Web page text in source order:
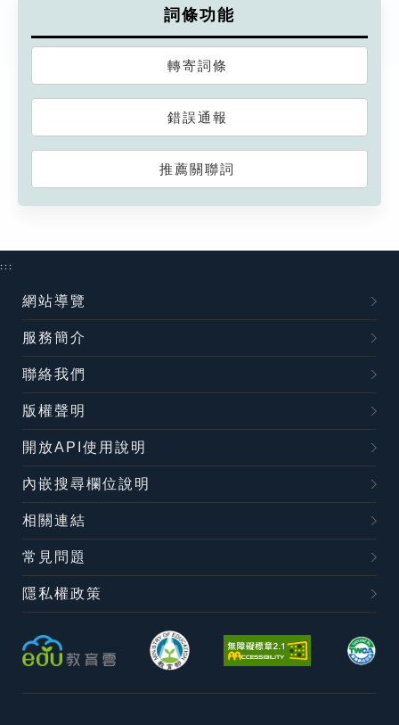
詞條功能
轉寄詞條
錯誤通報
推薦關聯詞
:::
網站導覽
服務簡介
聯絡我們
版權聲明
開放API使用說明
內嵌搜尋欄位說明
相關連結
常見問題
隱私權政策